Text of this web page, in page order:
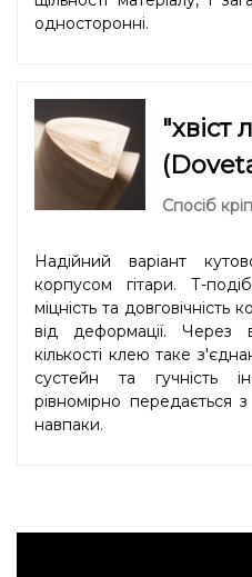
односторонні.
"хвіст
Спосіб
Надійний варіант
корпусом гітари. Т-
міцність та довговічність
від деформації. Через
кількості клею таке
сустейн та гучність
рівномірно передається
навпаки.